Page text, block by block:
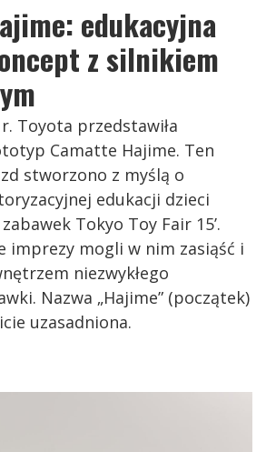
edukacyjna
z silnikiem
Toyota przedstawiła
Camatte Hajime. Ten
stworzono z myślą o
edukacji dzieci
Tokyo Toy Fair 15’.
imprezy mogli w nim zasiąść i
niezwykłego
Nazwa „Hajime” (początek)
uzasadniona.